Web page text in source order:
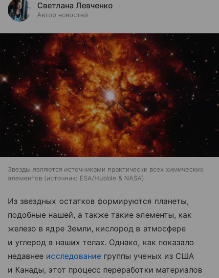
Светлана Левченко
Автор новостей
Звезды являются источниками практически всех химических
элементов
источник: ESA/Hubble & NASA
Из звездных остатков формируются планеты,
подобные нашей, а также такие элементы, как
железо в ядре Земли, кислород в атмосфере
и углерод в наших телах. Однако, как показало
недавнее исследование группы ученых из США
и Канады, этот процесс переработки материалов